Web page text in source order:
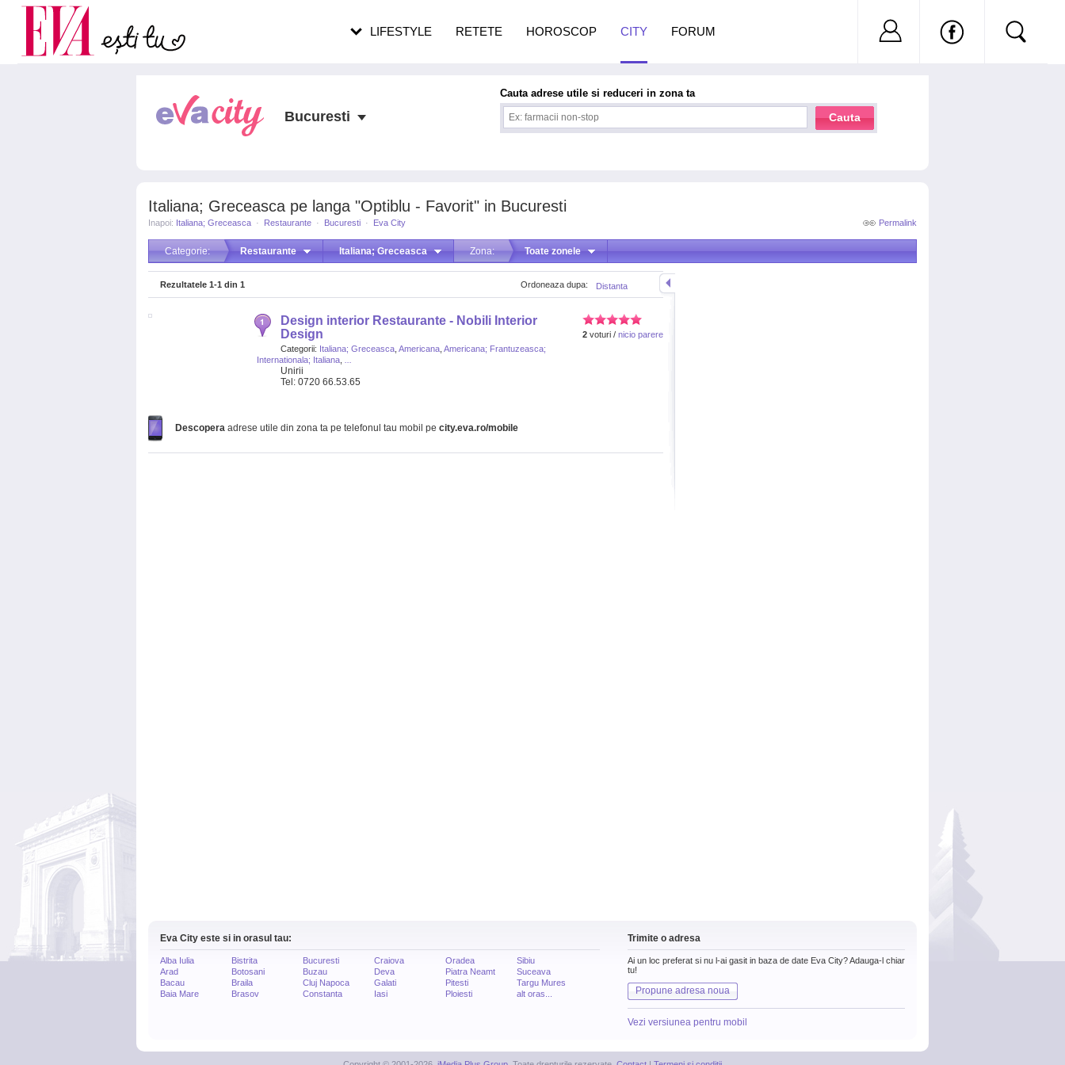
Italiana; Greceasca pe langa "Optiblu - Favorit" in Bucuresti
Permalink
Inapoi: Italiana; Greceasca · Restaurante · Bucuresti · Eva City
Categorie: Restaurante Italiana; Greceasca Zona: Toate zonele
Distanta
Ordoneaza dupa:
Rezultatele 1-1 din 1
2 voturi / nicio parere
Design interior Restaurante - Nobili Interior
Design
Categorii: Italiana; Greceasca Americana Americana; Frantuzeasca;
Internationala; Italiana
Unirii
Tel: 0720 66.53.65
Descopera adrese utile din zona ta pe telefonul tau mobil pe city.eva.ro/mobile
Eva City este si in orasul tau:
Alba Iulia
Arad
Bacau
Baia Mare
Bistrita
Botosani
Braila
Brasov
Bucuresti
Buzau
Cluj Napoca
Constanta
Craiova
Deva
Galati
Iasi
Oradea
Piatra Neamt
Pitesti
Ploiesti
Sibiu
Suceava
Targu Mures
alt oras...
Trimite o adresa
Ai un loc preferat si nu l-ai gasit in baza de date Eva City? Adauga-l chiar
tu!
Propune adresa noua
Vezi versiunea pentru mobil
Bucuresti
Cauta adrese utile si reduceri in zona ta
Cauta
LIFESTYLE RETETE HOROSCOP CITY FORUM Nu ai cont?
Carieră
Actualitate